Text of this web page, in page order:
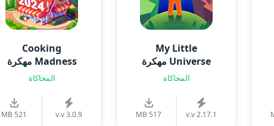
My Little
Universe مهكرة
المحاكاة
v.v 2.17.1
517 MB
Cooking
Madness مهكرة
المحاكاة
v.v 3.0.9
521 MB